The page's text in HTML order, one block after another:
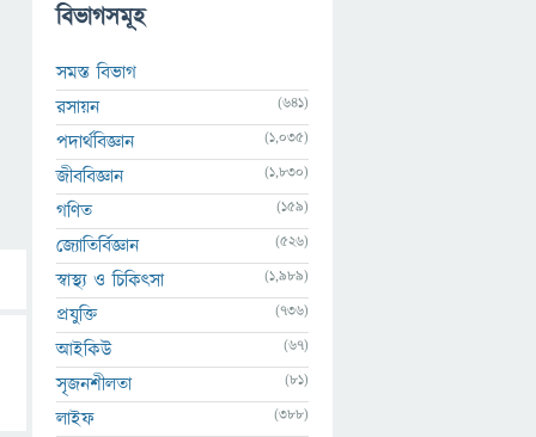
বিভাগসমূহ
সমস্ত বিভাগ
রসায়ন
(641)
পদার্থবিজ্ঞান (1,035)
জীববিজ্ঞান (1,830)
গণিত (159)
জ্যোতির্বিজ্ঞান (526)
স্বাস্থ্য ও চিকিৎসা (1,989)
প্রযুক্তি (736)
আইকিউ (67)
সৃজনশীলতা (81)
লাইফ (388)